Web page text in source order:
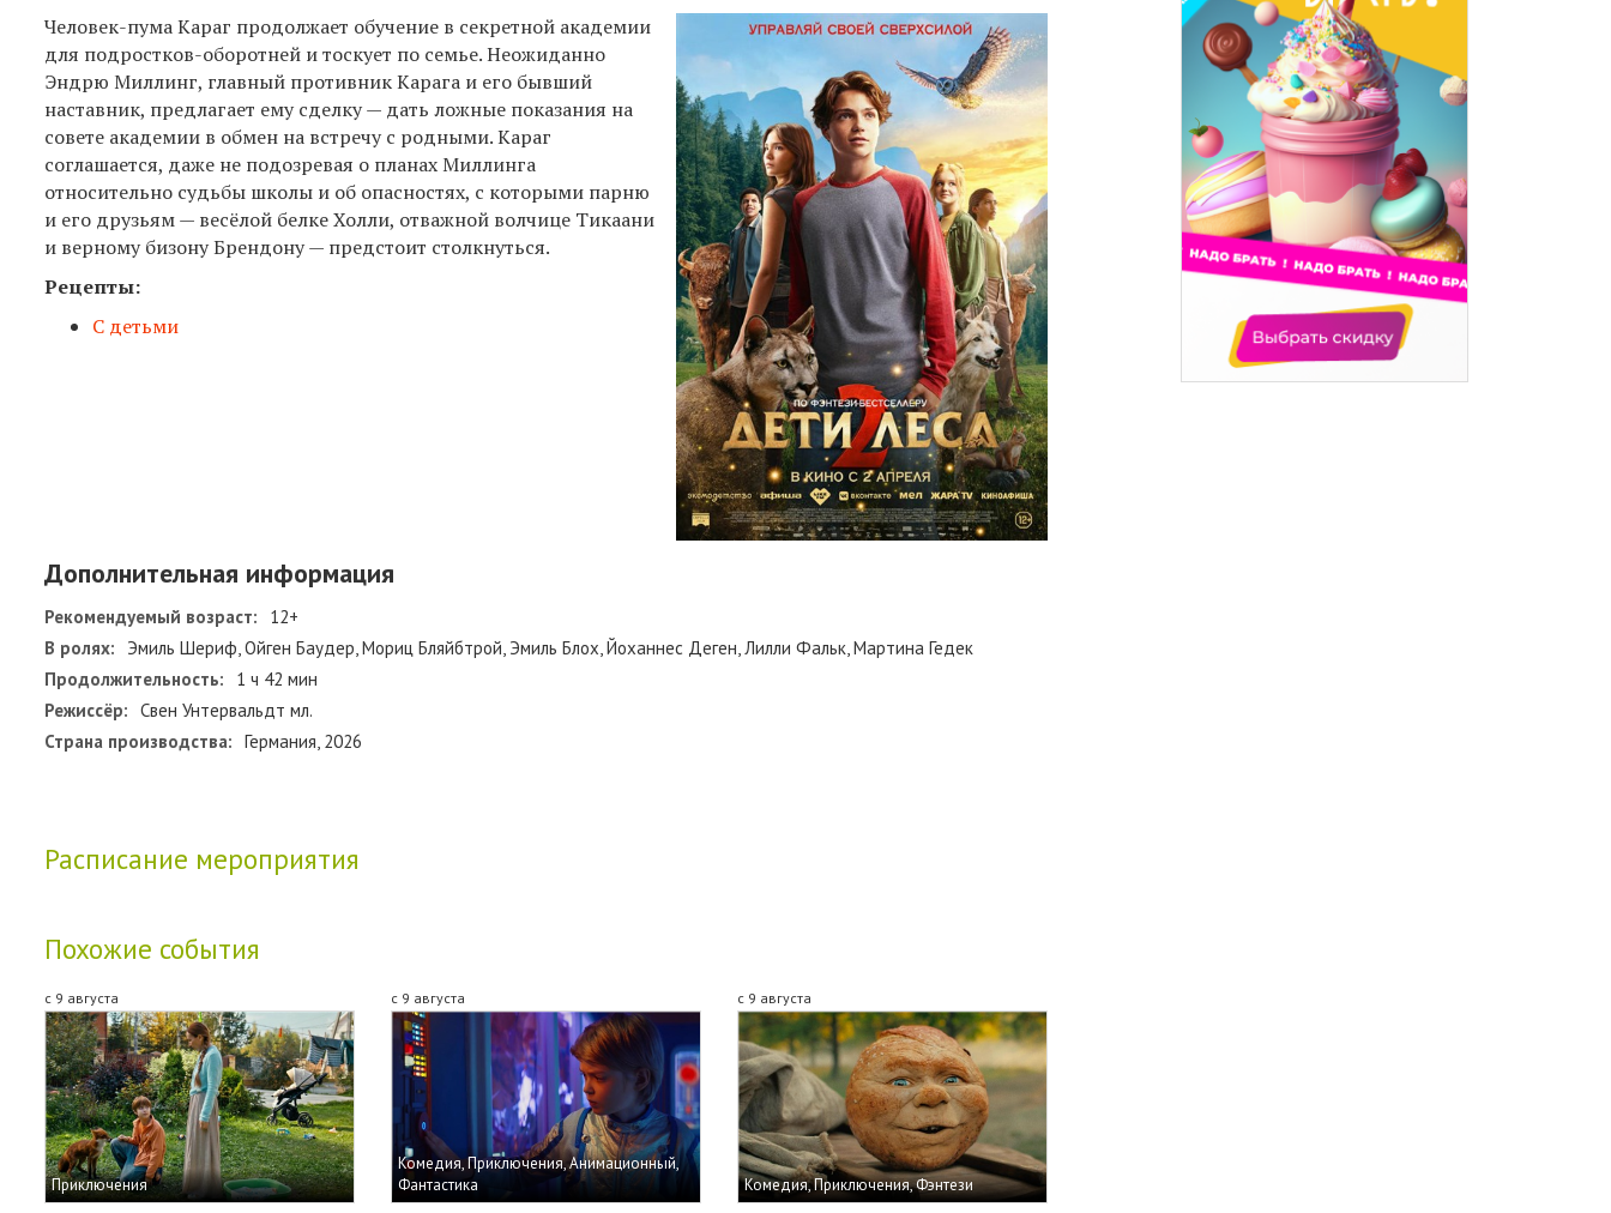
Человек-пума Караг продолжает обучение в секретной академии
для подростков-оборотней и тоскует по семье. Неожиданно
Эндрю Миллинг, главный противник Карага и его бывший
наставник, предлагает ему сделку — дать ложные показания на
совете академии в обмен на встречу с родными. Караг
соглашается, даже не подозревая о планах Миллинга
относительно судьбы школы и об опасностях, с которыми парню
и его друзьям — весёлой белке Холли, отважной волчице Тикаани
и верному бизону Брендону — предстоит столкнуться.
Рецепты:
С детьми
Дополнительная информация
Рекомендуемый возраст:
12+
В ролях:
Эмиль Шериф, Ойген Баудер, Мориц Бляйбтрой, Эмиль Блох, Йоханнес Деген, Лилли Фальк, Мартина Гедек
Продолжительность:
1 ч 42 мин
Режиссёр: Свен Унтервальдт мл.
Страна производства: Германия, 2026
Расписание мероприятия
Похожие события
с 9 августа
Приключения
с 9 августа
Комедия, Приключения, Анимационный,
Фантастика
с 9 августа
Комедия, Приключения, Фэнтези